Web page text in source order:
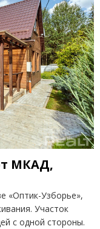
МКАД,
«Оптик-Узборье»,
Участок
с одной стороны.